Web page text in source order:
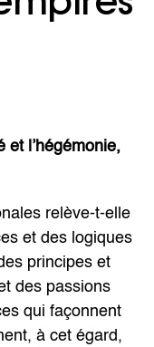
et l’hégémonie,
relève-t-elle
et des logiques
principes et
des passions
qui façonnent
à cet égard,